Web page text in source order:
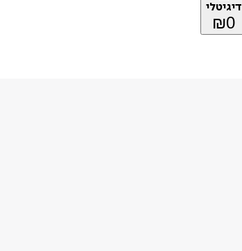
דיגיטלי
₪0